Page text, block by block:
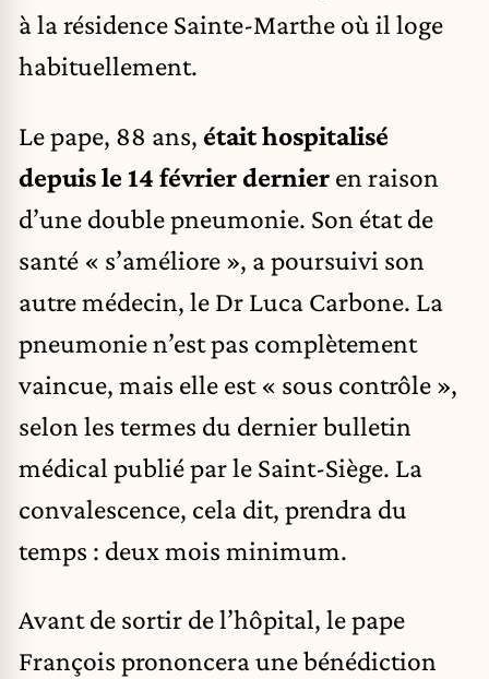
à la résidence Sainte-Marthe où il loge
habituellement.
Le pape, 88 ans, était hospitalisé
depuis le 14 février dernier en raison
d’une double pneumonie. Son état de
santé « s’améliore », a poursuivi son
autre médecin, le Dr Luca Carbone. La
pneumonie n’est pas complètement
vaincue, mais elle est « sous contrôle »,
selon les termes du dernier bulletin
médical publié par le Saint-Siège. La
convalescence, cela dit, prendra du
temps : deux mois minimum.
Avant de sortir de l’hôpital, le pape
François prononcera une bénédiction